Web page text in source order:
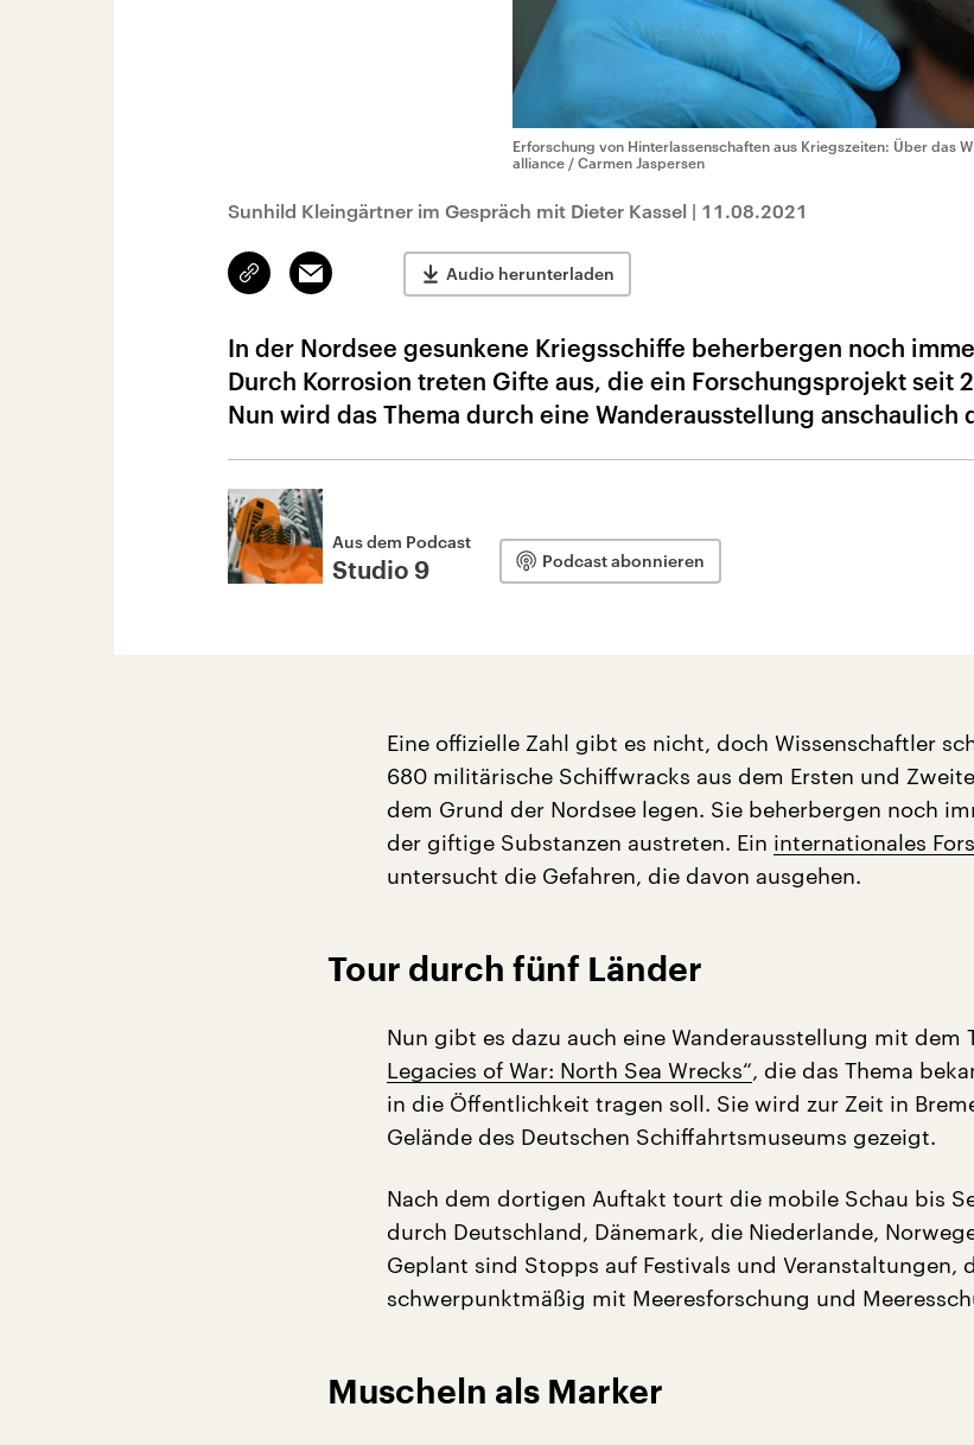
Erforschung von Hinterlassenschaften aus Kriegszeiten: Über das
alliance / Carmen Jaspersen
Sunhild Kleingärtner im Gespräch mit Dieter Kassel | 11.08.2021
Link
kopieren/teilen
Email Audio herunterladen
In der Nordsee gesunkene Kriegsschiffe beherbergen noch
Durch Korrosion treten Gifte aus, die ein Forschungsprojekt seit
Nun wird das Thema durch eine Wanderausstellung anschaulich
Aus dem Podcast
Studio 9 Podcast abonnieren
Eine offizielle Zahl gibt es nicht, doch Wissenschaftler
680 militärische Schiffwracks aus dem Ersten und
dem Grund der Nordsee legen. Sie beherbergen noch
der giftige Substanzen austreten. Ein internationales
untersucht die Gefahren, die davon ausgehen.
Tour durch fünf Länder
Nun gibt es dazu auch eine Wanderausstellung mit dem
Legacies of War: North Sea Wrecks“, die das Thema
in die Öffentlichkeit tragen soll. Sie wird zur Zeit in
Gelände des Deutschen Schiffahrtsmuseums gezeigt.
Nach dem dortigen Auftakt tourt die mobile Schau bis
durch Deutschland, Dänemark, die Niederlande,
Geplant sind Stopps auf Festivals und Veranstaltungen,
schwerpunktmäßig mit Meeresforschung und
Muscheln als Marker